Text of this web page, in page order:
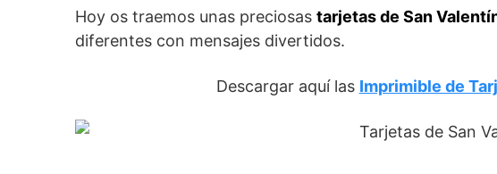
Hoy os traemos unas preciosas tarjetas de San
diferentes con mensajes divertidos.
Descargar aquí las Imprimible de